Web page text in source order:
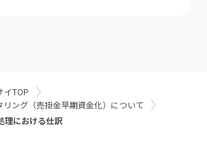
イTOP
ング（売掛金早期資金化）について
理における仕訳